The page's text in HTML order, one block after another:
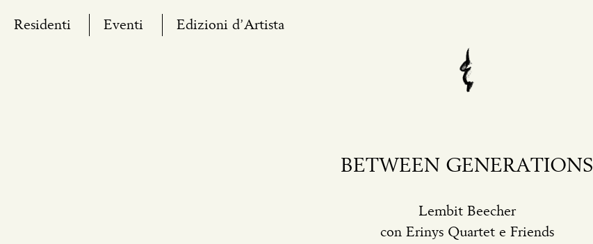
Residenti Eventi Edizioni d’Artista
BETWEEN GENERATIONS
Lembit Beecher
con Erinys Quartet e Friends